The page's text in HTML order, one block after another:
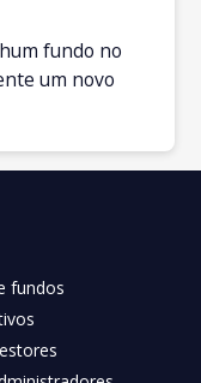
fundo no
um novo
fundos